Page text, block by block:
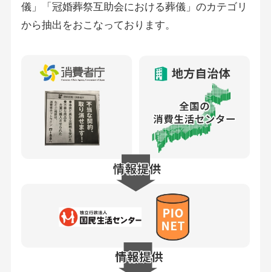
儀」「冠婚葬祭互助会における葬儀」のカテゴリ
から抽出をおこなっております。